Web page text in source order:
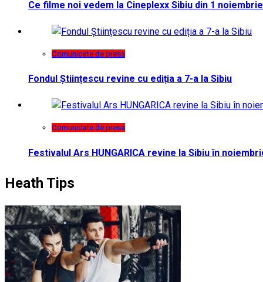
Ce filme noi vedem la Cineplexx Sibiu din 1 noiembrie
Comunicate de presa
Fondul Științescu revine cu ediția a 7-a la Sibiu
Comunicate de presa
Festivalul Ars HUNGARICA revine la Sibiu în
Heath Tips